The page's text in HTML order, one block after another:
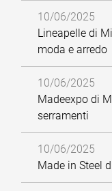
10/06/2025
Lineapelle di
moda e arredo
10/06/2025
Madeexpo di
serramenti
10/06/2025
Made in Steel